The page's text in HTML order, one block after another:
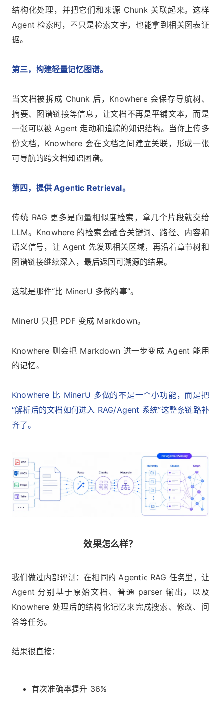
结构化处理，并把它们和来源 Chunk 关联起来。这样
Agent 检索时，不只是检索文字，也能拿到相关图表证
据。
第三，构建轻量记忆图谱。
当文档被拆成 Chunk 后，Knowhere 会保存导航树、
摘要、图谱链接等信息，让文档不再是平铺文本，而是
一张可以被 Agent 走动和追踪的知识结构。当你上传多
份文档，Knowhere 会在文档之间建立关联，形成一张
可导航的跨文档知识图谱。
第四，提供 Agentic Retrieval。
传统 RAG 更多是向量相似度检索，拿几个片段就交给
LLM。Knowhere 的检索会融合关键词、路径、内容和
语义信号，让 Agent 先发现相关区域，再沿着章节树和
图谱链接继续深入，最后返回可溯源的结果。
这就是那件“比 MinerU 多做的事”。
MinerU 只把 PDF 变成 Markdown。
Knowhere 则会把 Markdown 进一步变成 Agent 能用
的记忆。
Knowhere 比 MinerU 多做的不是一个小功能，而是把
“解析后的文档如何进入 RAG/Agent 系统”这整条链路补
齐了。
效果怎么样？
我们做过内部评测：在相同的 Agentic RAG 任务里，让
Agent 分别基于原始文档、普通 parser 输出，以及
Knowhere 处理后的结构化记忆来完成搜索、修改、问
答等任务。
结果很直接：
首次准确率提升 36%